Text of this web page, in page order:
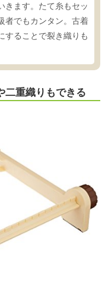
きます。たて糸もセッ
者でもカンタン。古着
することで裂き織りも
二重織りもできる